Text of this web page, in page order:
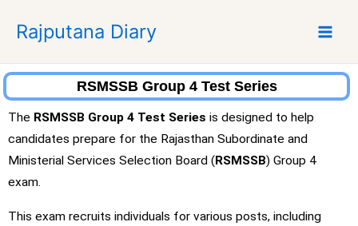
p
Rajputana Diary
RSMSSB Group 4 Test Series
The RSMSSB Group 4 Test Series is designed to help
candidates prepare for the Rajasthan Subordinate and
Ministerial Services Selection Board (RSMSSB) Group 4
exam.
This exam recruits individuals for various posts, including